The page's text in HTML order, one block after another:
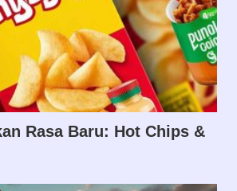
Rasa Baru: Hot Chips &